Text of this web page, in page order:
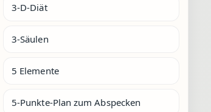
3-D-Diät
3-Säulen
5 Elemente
5-Punkte-Plan zum Abspecken